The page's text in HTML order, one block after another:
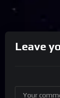
Leave